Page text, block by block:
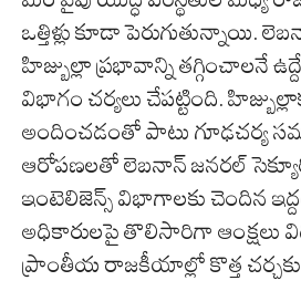
ఒత్తిళ్లు కూడా పెరుగుతున్నాయి.
హిజ్బుల్లా ప్రభావాన్ని తగ్గించాలనే
విభాగం చర్యలు చేపట్టింది.
అందించడంతో పాటు గూఢచర్య
ఆరోపణలతో లెబనాన్ జనరల్
ఇంటెలిజెన్స్ విభాగాలకు చెందిన
అధికారులపై తొలిసారిగా ఆంక్షలు
ప్రాంతీయ రాజకీయాల్లో కొత్త